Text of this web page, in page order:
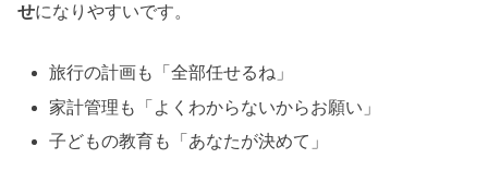
せになりやすいです。
旅行の計画も「全部任せるね」
家計管理も「よくわからないからお願い」
子どもの教育も「あなたが決めて」